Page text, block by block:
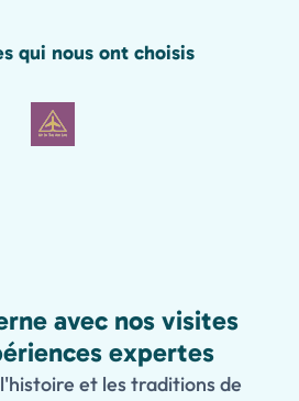
qui nous ont choisis
avec nos visites
expertes
et les traditions de